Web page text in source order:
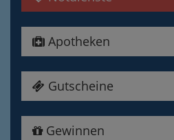
Apotheken
Gutscheine
Gewinnen